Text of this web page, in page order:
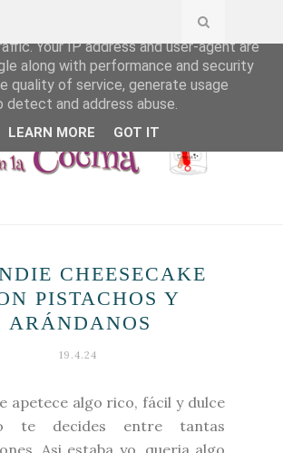
CHEESECAKE
PISTACHOS Y
ARÁNDANOS
19.4.24
apetece algo rico, fácil y dulce
te decides entre tantas
Asi estaba yo, queria algo
from Google to deliver its services
Your IP address and user-agent are
along with performance and security
quality of service, generate usage
and address abuse.
LEARN MORE GOT IT